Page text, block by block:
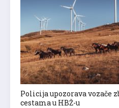
Policija upozorava vozače
cestama u HBŽ-u